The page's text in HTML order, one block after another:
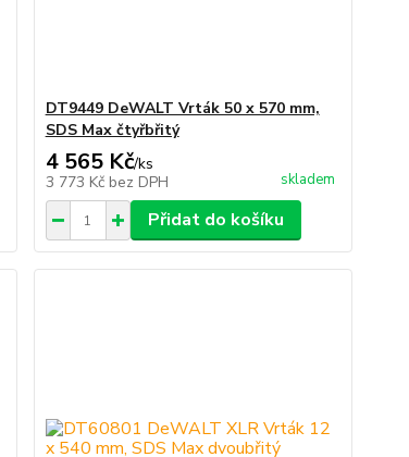
DT9449 DeWALT Vrták 50 x 570 mm,
SDS Max čtyřbřitý
4 565 Kč/ks
3 773 Kč bez DPH skladem
Přidat do košíku